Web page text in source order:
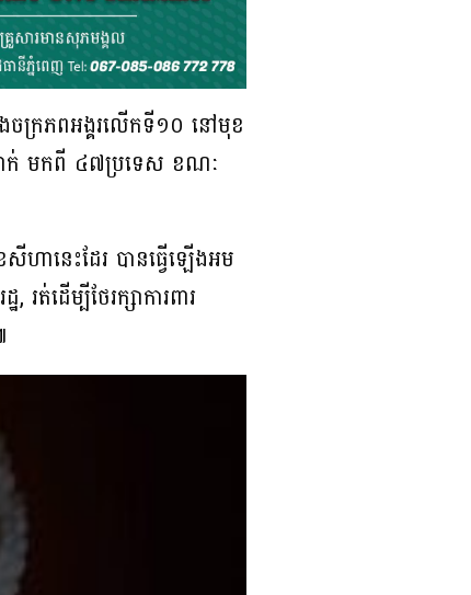
ចក្រភពអង្គរលើកទី១០ នៅមុខ
នាក់ មកពី ៤៧ប្រទេស ខណៈ
ហានេះដែរ បានធ្វើឡើងអម
ដើម្បីថែរក្សាការពារ